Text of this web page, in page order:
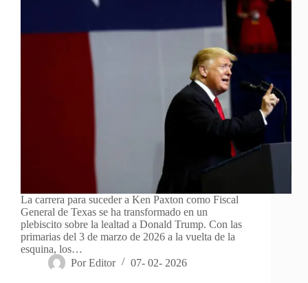
La carrera para suceder a Ken Paxton como Fiscal
General de Texas se ha transformado en un
plebiscito sobre la lealtad a Donald Trump. Con las
primarias del 3 de marzo de 2026 a la vuelta de la
esquina, los…
Por Editor 07- 02- 2026